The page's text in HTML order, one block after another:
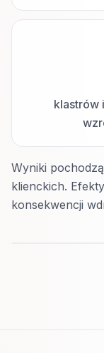
klastrów
Wyniki
klienckich.
konsekwencji